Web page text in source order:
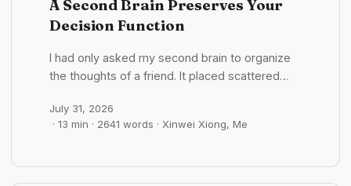
primarily to launch a business. Years later, that
structure reverses to filter what members can
which behaviors persist. ...
A Second Brain Preserves Your
Decision Function
I had only asked my second brain to organize
the thoughts of a friend. It placed scattered
tried to explain how she thought about work,
money, and freedom. A few thousand words
realized that the person it had revealed most
July 31, 2026
· 13 min · 2641 words · Xinwei Xiong, Me